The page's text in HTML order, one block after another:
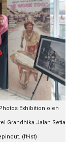
Exhibition oleh
Grandhika Jalan Setia
(ft-ist)